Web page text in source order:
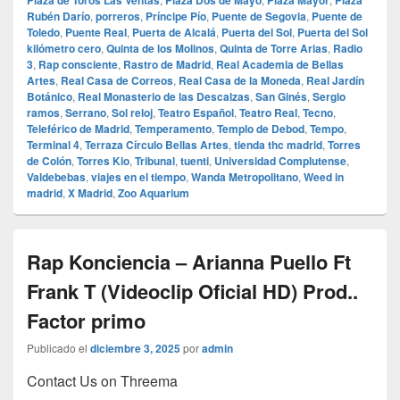
Rubén Darío, porreros, Príncipe Pío, Puente de Segovia, Puente de
Toledo, Puente Real, Puerta de Alcalá, Puerta del Sol, Puerta del Sol
kilómetro cero, Quinta de los Molinos, Quinta de Torre Arias, Radio
3, Rap consciente, Rastro de Madrid, Real Academia de Bellas
Artes, Real Casa de Correos, Real Casa de la Moneda, Real Jardín
Botánico, Real Monasterio de las Descalzas, San Ginés, Sergio
ramos, Serrano, Sol reloj, Teatro Español, Teatro Real, Tecno,
Teleférico de Madrid, Temperamento, Templo de Debod, Tempo,
Terminal 4, Terraza Círculo Bellas Artes, tienda thc madrid, Torres
de Colón, Torres Kio, Tribunal, tuenti, Universidad Complutense,
Valdebebas, viajes en el tiempo, Wanda Metropolitano, Weed in
madrid, X Madrid, Zoo Aquarium
Rap Konciencia – Arianna Puello Ft
Frank T (Videoclip Oficial HD) Prod..
Factor primo
Publicado el diciembre 3, 2025poradmin
Contact Us on Threema